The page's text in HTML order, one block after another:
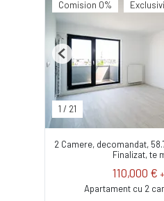
Comision 0%
1 / 21
Previous
2 Camere, decomandat,
Finalizat, te
110,000 €
Apartament cu 2